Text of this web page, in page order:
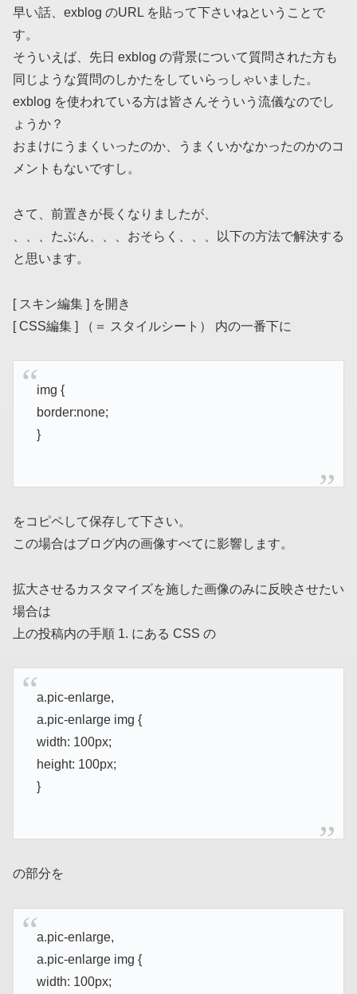
早い話、exblog のURL を貼って下さいねということで
す。
そういえば、先日 exblog の背景について質問された方も
同じような質問のしかたをしていらっしゃいました。
exblog を使われている方は皆さんそういう流儀なのでし
ょうか？
おまけにうまくいったのか、うまくいかなかったのかのコ
メントもないですし。
さて、前置きが長くなりましたが、
、、、たぶん、、、おそらく、、、以下の方法で解決する
と思います。
[ スキン編集 ] を開き
[ CSS編集 ] （＝ スタイルシート） 内の一番下に
img {
border:none;
}
をコピペして保存して下さい。
この場合はブログ内の画像すべてに影響します。
拡大させるカスタマイズを施した画像のみに反映させたい
場合は
上の投稿内の手順 1. にある CSS の
a.pic-enlarge,
a.pic-enlarge img {
width: 100px;
height: 100px;
}
の部分を
a.pic-enlarge,
a.pic-enlarge img {
width: 100px;